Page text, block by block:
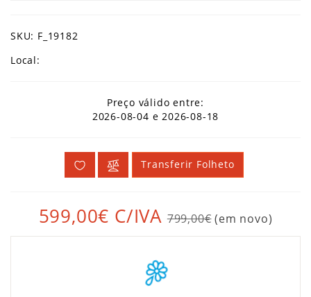
SKU: F_19182
Local:
Preço válido entre:
2026-08-04 e 2026-08-18
Transferir Folheto
599,00€ C/IVA799,00€(em novo)